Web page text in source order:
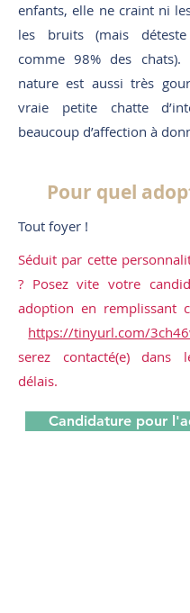
enfants, elle ne craint ni
les bruits (mais déteste
comme 98% des chats).
nature est aussi très
vraie petite chatte
beaucoup d’affection à
Pour quel
Tout foyer !
Séduit par cette
? Posez vite votre
adoption en remplissant
https://tinyurl.com/
serez contacté(e) dans
délais.
Candidature pour